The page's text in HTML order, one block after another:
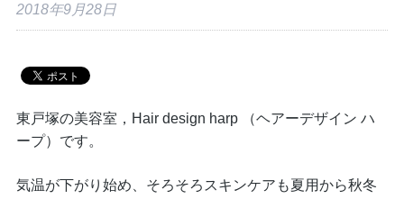
2018年9月28日
東戸塚の美容室，Hair design harp （ヘアーデザイン ハ
ープ）です。
気温が下がり始め、そろそろスキンケアも夏用から秋冬